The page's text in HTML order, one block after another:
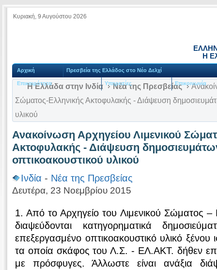
Κυριακή, 9 Αυγούστου 2026
Η
Αρχική Πρεσβεία της Ελλάδος στο Νέο Δελχί
Επικαιρότητα Υπηρεσίες Επικοινωνία
Η Ελλάδα στην Ινδία Νέα της Πρεσβείας
Σώματος-Ελληνικής Ακτοφυλακής - Διάψευση
υλικού
Ανακοίνωση Αρχηγείου Λιμενικού
Ακτοφυλακής - Διάψευση
οπτικοακουστικού υλικού
Ινδία - Νέα της Πρεσβείας
Δευτέρα, 23 Νοεμβρίου 2015
1. Από το Αρχηγείο του Λιμενικού Σώματος –
διαψεύδονται κατηγορηματικά
επεξεργασμένο οπτικοακουστικό υλικό
τα οποία σκάφος του Λ.Σ. - ΕΛ.ΑΚΤ. δήθεν
με πρόσφυγες. Άλλωστε είναι ανάξια